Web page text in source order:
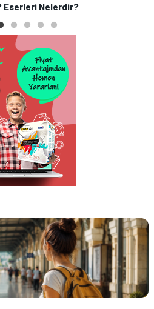
Eserleri Nelerdir?